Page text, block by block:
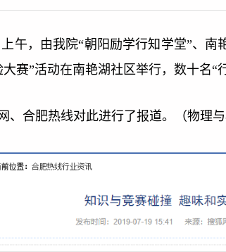
上午，由我院“朝阳励学行知学堂”、
赛”活动在南艳湖社区举行，数十名“
、合肥热线对此进行了报道。（物理与